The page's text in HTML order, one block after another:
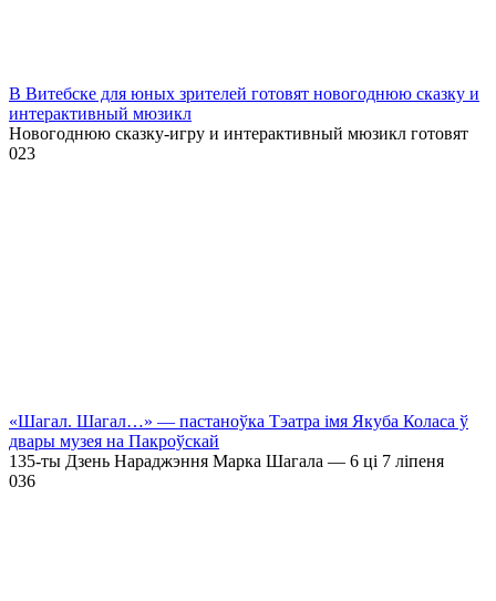
В Витебске для юных зрителей готовят новогоднюю сказку и
интерактивный мюзикл
Новогоднюю сказку-игру и интерактивный мюзикл готовят
023
«Шагал. Шагал…» — пастаноўка Тэатра імя Якуба Коласа ў
двары музея на Пакроўскай
135-ты Дзень Нараджэння Марка Шагала — 6 ці 7 ліпеня
036